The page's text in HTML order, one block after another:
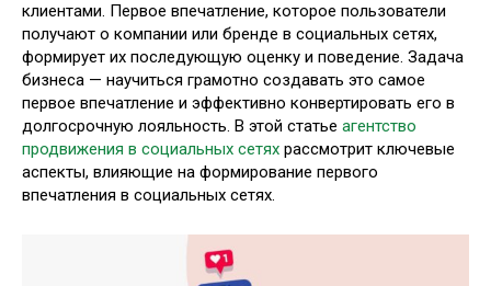
клиентами. Первое впечатление, которое пользователи
получают о компании или бренде в социальных сетях,
формирует их последующую оценку и поведение. Задача
бизнеса — научиться грамотно создавать это самое
первое впечатление и эффективно конвертировать его в
долгосрочную лояльность. В этой статье агентство
продвижения в социальных сетях рассмотрит ключевые
аспекты, влияющие на формирование первого
впечатления в социальных сетях.